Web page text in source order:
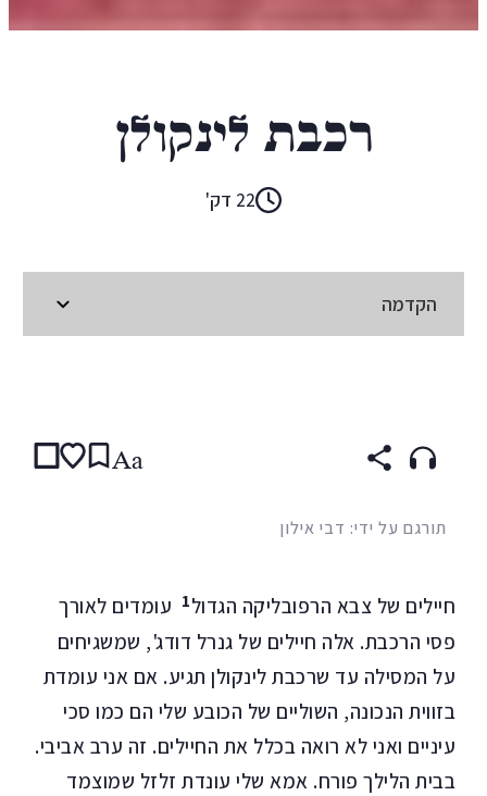
רכבת לינקולן
22 דק'
הקדמה
Aa
תורגם על ידי: דבי אילון
חיילים של צבא הרפובליקה הגדול1 עומדים לאורך
פסי הרכבת. אלה חיילים של גנרל דודג', שמשגיחים
על המסילה עד שרכבת לינקולן תגיע. אם אני עומדת
בזווית הנכונה, השוליים של הכובע שלי הם כמו סכי
עיניים ואני לא רואה בכלל את החיילים. זה ערב אביבי.
בבית הלילך פורח. אמא שלי עונדת זלזל שמוצמד